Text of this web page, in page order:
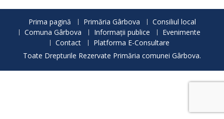
Prima pagină Primăria Gârbova
Consiliul local
Comuna Gârbova
Informații publice
Evenimente
Contact
Platforma E-Consultare
Toate Drepturile Rezervate Primăria comunei Gârbova.